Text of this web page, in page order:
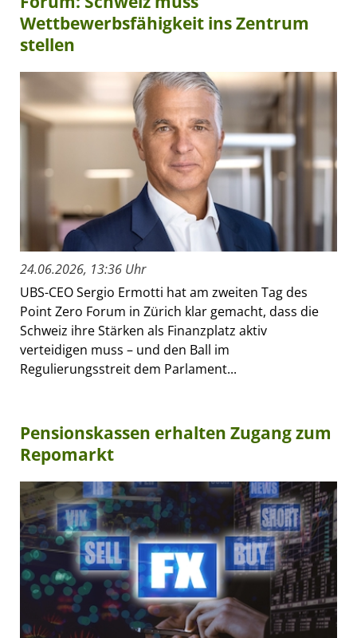
Wettbewerbsfähigkeit ins Zentrum
stellen
24.06.2026, 13:36 Uhr
UBS-CEO Sergio Ermotti hat am zweiten Tag des
Point Zero Forum in Zürich klar gemacht, dass die
Schweiz ihre Stärken als Finanzplatz aktiv
verteidigen muss – und den Ball im
Regulierungsstreit dem Parlament...
Pensionskassen erhalten Zugang zum
Repomarkt